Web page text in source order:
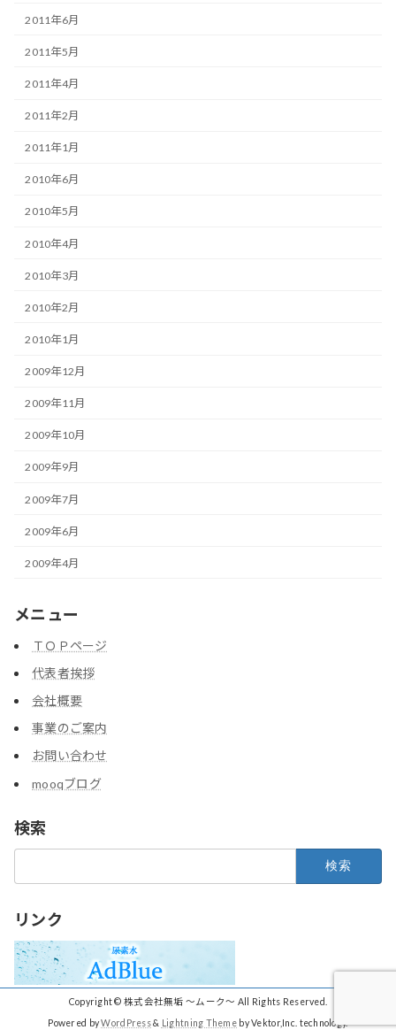
2011年6月
2011年5月
2011年4月
2011年2月
2011年1月
2010年6月
2010年5月
2010年4月
2010年3月
2010年2月
2010年1月
2009年12月
2009年11月
2009年10月
2009年9月
2009年7月
2009年6月
2009年4月
メニュー
ＴＯＰページ
代表者挨拶
会社概要
事業のご案内
お問い合わせ
mooqブログ
検索
リンク
Copyright © 株式会社無垢 ～ムーク～ All Rights Reserved.
Powered byWordPress& Lightning Theme by Vektor,Inc. technology.